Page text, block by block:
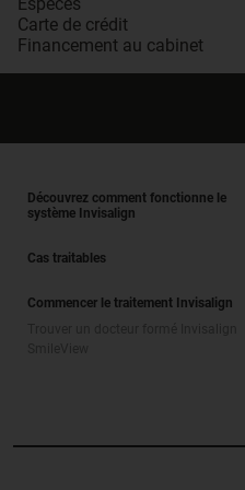
Carte de crédit
Financement au cabinet
Découvrez comment fonctionne le
système Invisalign
Cas traitables
Commencer le traitement Invisalign